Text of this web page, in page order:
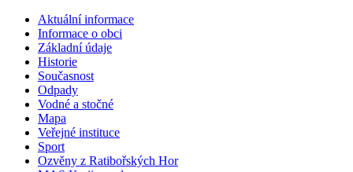
Aktuální informace
Informace o obci
Základní údaje
Historie
Současnost
Odpady
Vodné a stočné
Mapa
Veřejné instituce
Sport
Ozvěny z Ratibořských Hor